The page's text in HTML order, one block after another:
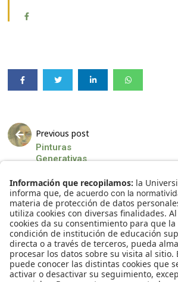
Previous post
Pinturas
Generativas